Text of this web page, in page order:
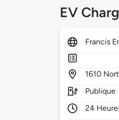
EV
Francis
1610
Publique
24